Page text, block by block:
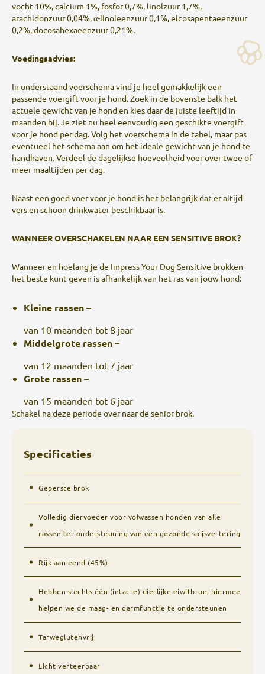
vocht 10%, calcium 1%, fosfor 0,7%, linolzuur 1,7%,
arachidonzuur 0,04%, α-linoleenzuur 0,1%, eicosapentaeenzuur
0,2%, docosahexaeenzuur 0,21%.
Voedingsadvies:
In onderstaand voerschema vind je heel gemakkelijk een
passende voergift voor je hond. Zoek in de bovenste balk het
actuele gewicht van je hond en kies daar de juiste leeftijd in
maanden bij. Je ziet nu heel eenvoudig een geschikte voergift
voor je hond per dag. Volg het voerschema in de tabel, maar pas
eventueel het schema aan om het ideale gewicht van je hond te
handhaven. Verdeel de dagelijkse hoeveelheid voer over twee of
meer maaltijden per dag.
Naast een goed voer voor je hond is het belangrijk dat er altijd
vers en schoon drinkwater beschikbaar is.
WANNEER OVERSCHAKELEN NAAR EEN SENSITIVE BROK?
Wanneer en hoelang je de Impress Your Dog Sensitive brokken
het beste kunt geven is afhankelijk van het ras van jouw hond:
Kleine rassen –
van 10 maanden tot 8 jaar
Middelgrote rassen –
van 12 maanden tot 7 jaar
Grote rassen –
van 15 maanden tot 6 jaar
Schakel na deze periode over naar de senior brok.
Specificaties
Geperste brok
Volledig diervoeder voor volwassen honden van alle
rassen ter ondersteuning van een gezonde spijsvertering
Rijk aan eend (45%)
Hebben slechts één (intacte) dierlijke eiwitbron, hiermee
helpen we de maag- en darmfunctie te ondersteunen
Tarweglutenvrij
Licht verteerbaar